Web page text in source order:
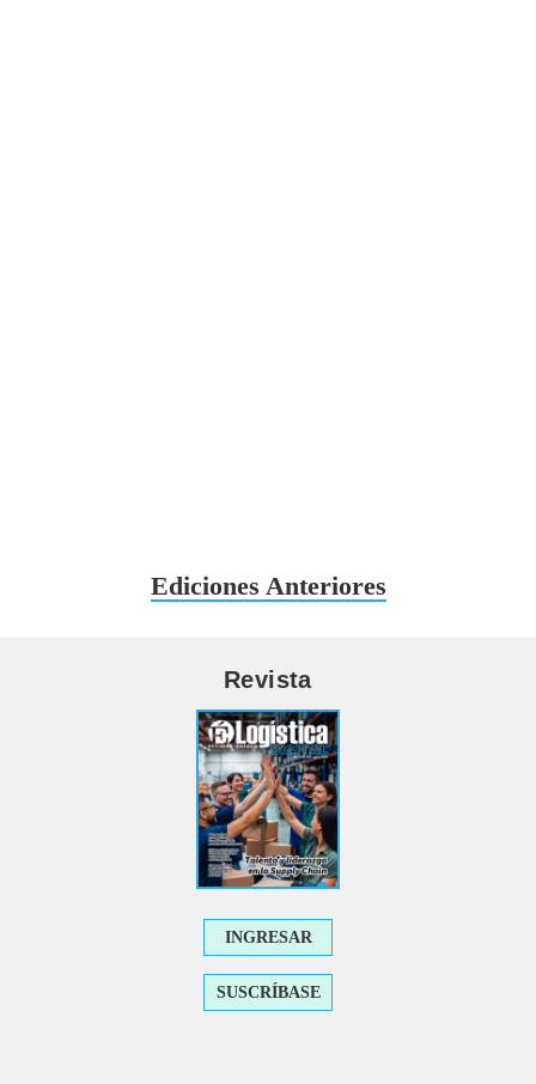
Ediciones Anteriores
Revista
INGRESAR
SUSCRÍBASE